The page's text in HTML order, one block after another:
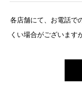
各店舗にて、お電話で
くい場合がございます